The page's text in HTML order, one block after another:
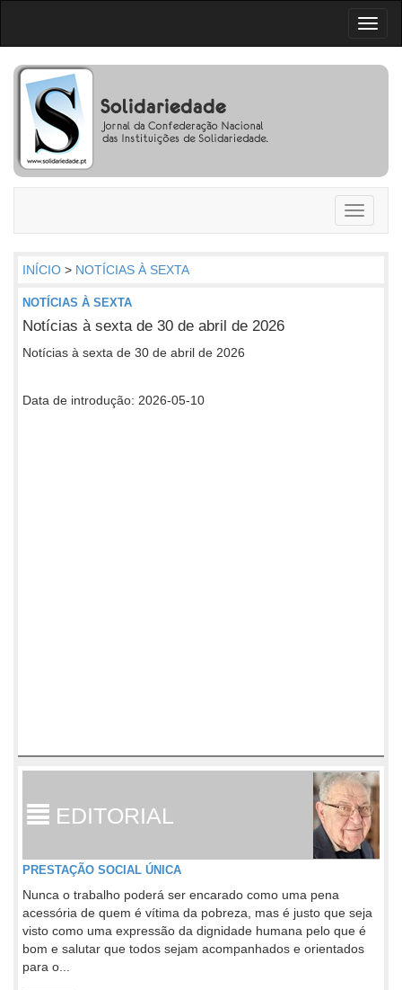
Toggle
INÍCIO > NOTÍCIAS À SEXTA
NOTÍCIAS À SEXTA
Notícias à sexta de 30 de abril de 2026
Notícias à sexta de 30 de abril de 2026
Data de introdução: 2026-05-10
EDITORIAL
PRESTAÇÃO SOCIAL ÚNICA
Nunca o trabalho poderá ser encarado como uma pena
acessória de quem é vítima da pobreza, mas é justo que seja
visto como uma expressão da dignidade humana pelo que é
bom e salutar que todos sejam acompanhados e orientados
para o...